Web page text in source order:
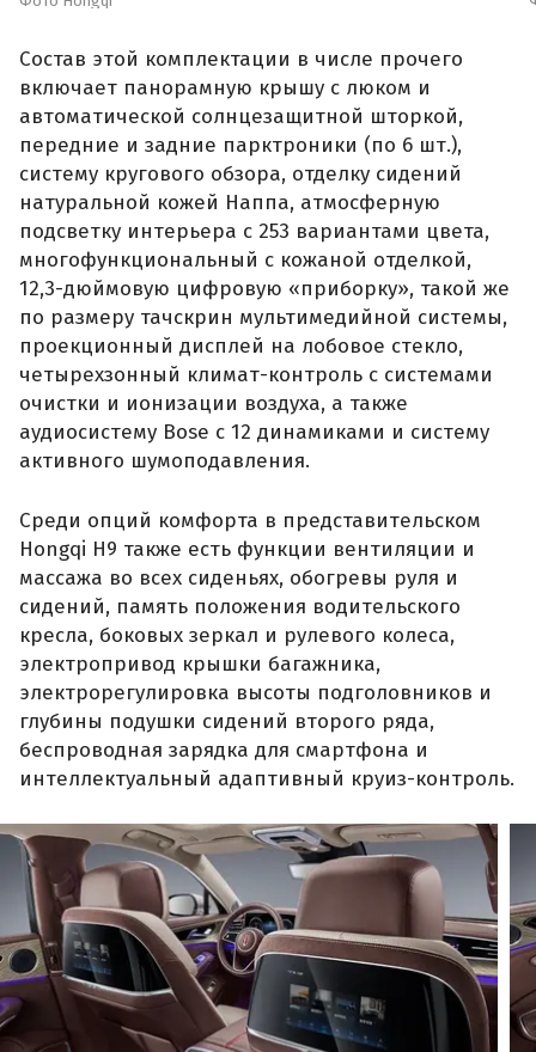
Состав этой комплектации в числе прочего
включает панорамную крышу с люком и
автоматической солнцезащитной шторкой,
передние и задние парктроники (по 6 шт.),
систему кругового обзора, отделку сидений
натуральной кожей Наппа, атмосферную
подсветку интерьера с 253 вариантами цвета,
многофункциональный с кожаной отделкой,
12,3-дюймовую цифровую «приборку», такой же
по размеру тачскрин мультимедийной системы,
проекционный дисплей на лобовое стекло,
четырехзонный климат-контроль с системами
очистки и ионизации воздуха, а также
аудиосистему Bose с 12 динамиками и систему
активного шумоподавления.
Среди опций комфорта в представительском
Hongqi H9 также есть функции вентиляции и
массажа во всех сиденьях, обогревы руля и
сидений, память положения водительского
кресла, боковых зеркал и рулевого колеса,
электропривод крышки багажника,
электрорегулировка высоты подголовников и
глубины подушки сидений второго ряда,
беспроводная зарядка для смартфона и
интеллектуальный адаптивный круиз-контроль.